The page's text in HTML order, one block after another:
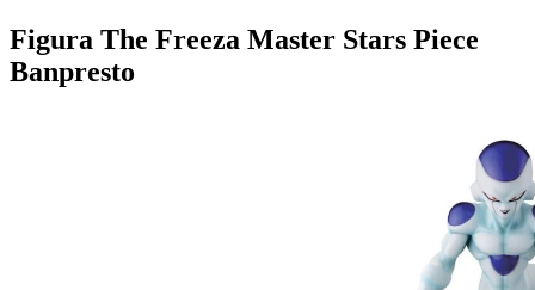
Figura The Freeza Master Stars Piece
Banpresto